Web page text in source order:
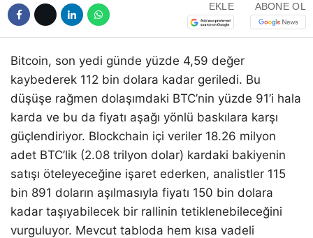
EKLE ABONE OL
Bitcoin, son yedi günde yüzde 4,59 değer
kaybederek 112 bin dolara kadar geriledi. Bu
düşüşe rağmen dolaşımdaki BTC’nin yüzde 91’i hala
karda ve bu da fiyatı aşağı yönlü baskılara karşı
güçlendiriyor. Blockchain içi veriler 18.26 milyon
adet BTC’lik (2.08 trilyon dolar) kardaki bakiyenin
satışı öteleyeceğine işaret ederken, analistler 115
bin 891 doların aşılmasıyla fiyatı 150 bin dolara
kadar taşıyabilecek bir rallinin tetiklenebileceğini
vurguluyor. Mevcut tabloda hem kısa vadeli